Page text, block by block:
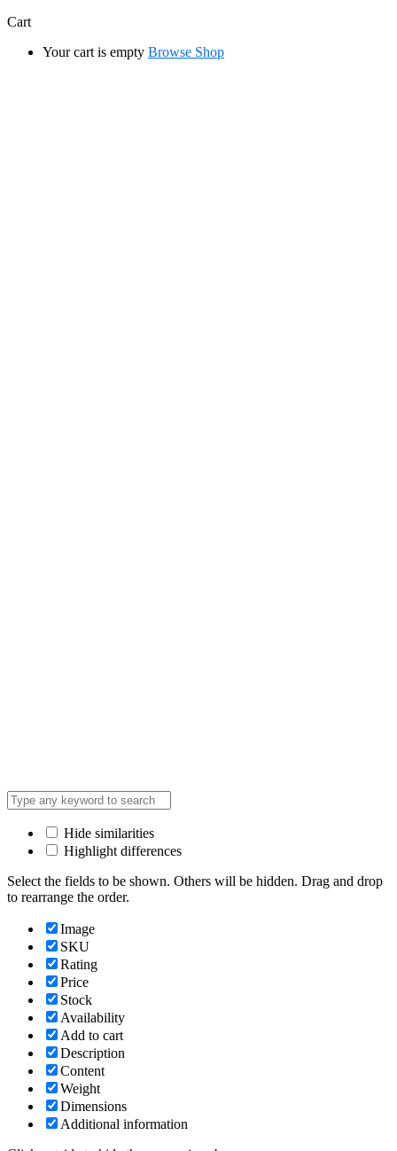
Cart
Your cart is empty Browse Shop
Hide similarities
Highlight differences
Select the fields to be shown. Others will be hidden. Drag and drop
to rearrange the order.
Image
SKU
Rating
Price
Stock
Availability
Add to cart
Description
Content
Weight
Dimensions
Additional information